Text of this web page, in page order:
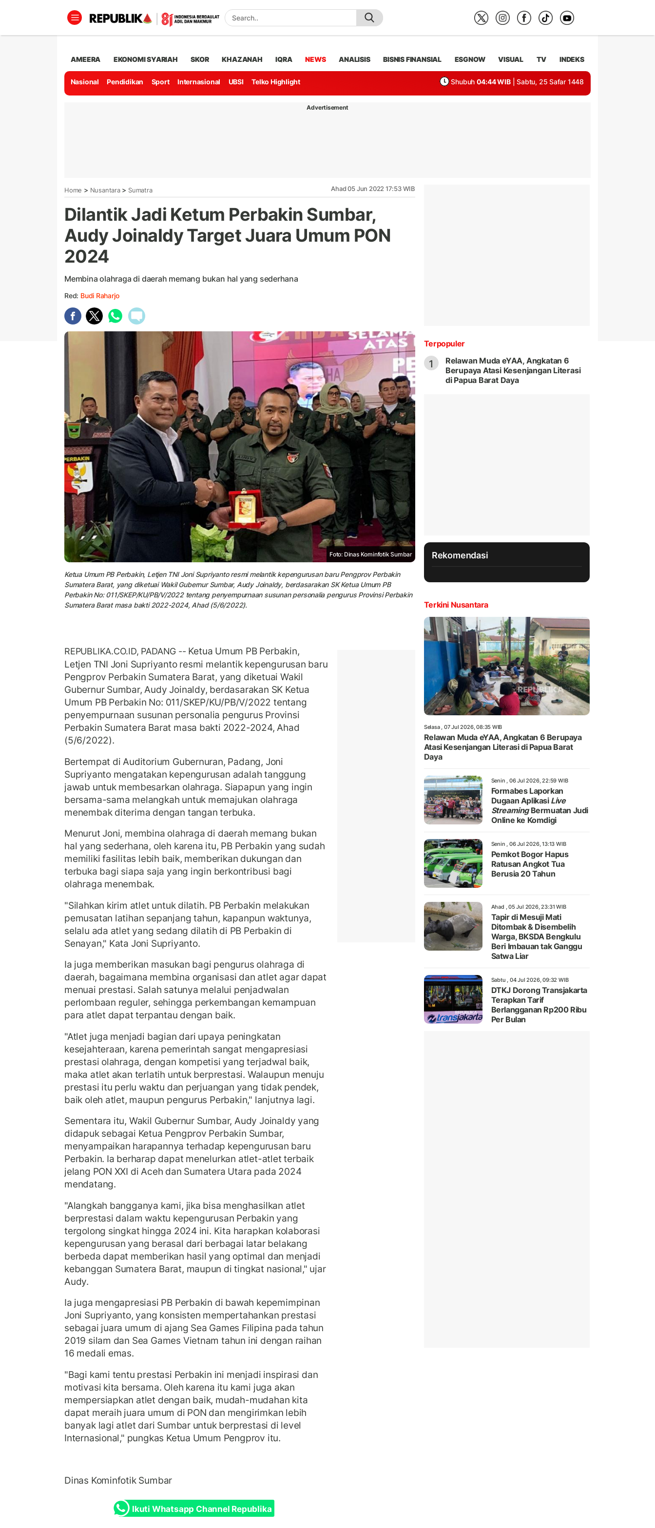
AMEERA EKONOMI SYARIAH SKOR KHAZANAH IQRA NEWS ANALISIS BISNIS FINANSIAL ESGNOW VISUAL TV INDEKS
Nasional Pendidikan Sport Internasional UBSI Telko Highlight Shubuh 04:44 WIB | Sabtu, 25 Safar 1448
Advertisement
Home > Nusantara> Sumatra Ahad 05 Jun 2022 17:53 WIB
Dilantik Jadi Ketum Perbakin Sumbar,
Audy Joinaldy Target Juara Umum PON
2024
Membina olahraga di daerah memang bukan hal yang sederhana
Red: Budi Raharjo
Foto: Dinas Kominfotik Sumbar
Ketua Umum PB Perbakin, Letjen TNI Joni Supriyanto resmi melantik kepengurusan baru Pengprov Perbakin
Sumatera Barat, yang diketuai Wakil Gubernur Sumbar, Audy Joinaldy, berdasarakan SK Ketua Umum PB
Perbakin No: 011/SKEP/KU/PB/V/2022 tentang penyempurnaan susunan personalia pengurus Provinsi Perbakin
Sumatera Barat masa bakti 2022-2024, Ahad (5/6/2022).
REPUBLIKA.CO.ID, PADANG -- Ketua Umum PB Perbakin,
Letjen TNI Joni Supriyanto resmi melantik kepengurusan baru
Pengprov Perbakin Sumatera Barat, yang diketuai Wakil
Gubernur Sumbar, Audy Joinaldy, berdasarakan SK Ketua
Umum PB Perbakin No: 011/SKEP/KU/PB/V/2022 tentang
penyempurnaan susunan personalia pengurus Provinsi
Perbakin Sumatera Barat masa bakti 2022-2024, Ahad
(5/6/2022).
Bertempat di Auditorium Gubernuran, Padang, Joni
Supriyanto mengatakan kepengurusan adalah tanggung
jawab untuk membesarkan olahraga. Siapapun yang ingin
bersama-sama melangkah untuk memajukan olahraga
menembak diterima dengan tangan terbuka.
Menurut Joni, membina olahraga di daerah memang bukan
hal yang sederhana, oleh karena itu, PB Perbakin yang sudah
memiliki fasilitas lebih baik, memberikan dukungan dan
terbuka bagi siapa saja yang ingin berkontribusi bagi
olahraga menembak.
"Silahkan kirim atlet untuk dilatih. PB Perbakin melakukan
pemusatan latihan sepanjang tahun, kapanpun waktunya,
selalu ada atlet yang sedang dilatih di PB Perbakin di
Senayan," Kata Joni Supriyanto.
Ia juga memberikan masukan bagi pengurus olahraga di
daerah, bagaimana membina organisasi dan atlet agar dapat
menuai prestasi. Salah satunya melalui penjadwalan
perlombaan reguler, sehingga perkembangan kemampuan
para atlet dapat terpantau dengan baik.
"Atlet juga menjadi bagian dari upaya peningkatan
kesejahteraan, karena pemerintah sangat mengapresiasi
prestasi olahraga, dengan kompetisi yang terjadwal baik,
maka atlet akan terlatih untuk berprestasi. Walaupun menuju
prestasi itu perlu waktu dan perjuangan yang tidak pendek,
baik oleh atlet, maupun pengurus Perbakin," lanjutnya lagi.
Sementara itu, Wakil Gubernur Sumbar, Audy Joinaldy yang
didapuk sebagai Ketua Pengprov Perbakin Sumbar,
menyampaikan harapannya terhadap kepengurusan baru
Perbakin. Ia berharap dapat menelurkan atlet-atlet terbaik
jelang PON XXI di Aceh dan Sumatera Utara pada 2024
mendatang.
"Alangkah bangganya kami, jika bisa menghasilkan atlet
berprestasi dalam waktu kepengurusan Perbakin yang
tergolong singkat hingga 2024 ini. Kita harapkan kolaborasi
kepengurusan yang berasal dari berbagai latar belakang
berbeda dapat memberikan hasil yang optimal dan menjadi
kebanggan Sumatera Barat, maupun di tingkat nasional," ujar
Audy.
Ia juga mengapresiasi PB Perbakin di bawah kepemimpinan
Joni Supriyanto, yang konsisten mempertahankan prestasi
sebagai juara umum di ajang Sea Games Filipina pada tahun
2019 silam dan Sea Games Vietnam tahun ini dengan raihan
16 medali emas.
"Bagi kami tentu prestasi Perbakin ini menjadi inspirasi dan
motivasi kita bersama. Oleh karena itu kami juga akan
mempersiapkan atlet dengan baik, mudah-mudahan kita
dapat meraih juara umum di PON dan mengirimkan lebih
banyak lagi atlet dari Sumbar untuk berprestasi di level
Internasional," pungkas Ketua Umum Pengprov itu.
Dinas Kominfotik Sumbar
Ikuti Whatsapp Channel Republika
Terpopuler
1
Relawan Muda eYAA, Angkatan 6
Berupaya Atasi Kesenjangan Literasi
di Papua Barat Daya
Rekomendasi
Terkini Nusantara
Selasa , 07 Jul 2026, 08:35 WIB
Relawan Muda eYAA, Angkatan 6 Berupaya
Atasi Kesenjangan Literasi di Papua Barat
Daya
Senin , 06 Jul 2026, 22:59 WIB
Formabes Laporkan
Dugaan Aplikasi Live
StreamingBermuatan Judi
Online ke Komdigi
Senin , 06 Jul 2026, 13:13 WIB
Pemkot Bogor Hapus
Ratusan Angkot Tua
Berusia 20 Tahun
Ahad , 05 Jul 2026, 23:31 WIB
Tapir di Mesuji Mati
Ditombak & Disembelih
Warga, BKSDA Bengkulu
Beri Imbauan tak Ganggu
Satwa Liar
Sabtu , 04 Jul 2026, 09:32 WIB
DTKJ Dorong Transjakarta
Terapkan Tarif
Berlangganan Rp200 Ribu
Per Bulan